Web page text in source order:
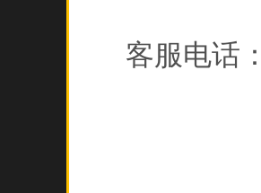
客服电话